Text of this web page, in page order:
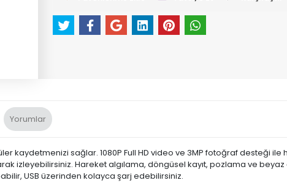
Yorumlar
kaydetmenizi sağlar. 1080P Full HD video ve 3MP fotoğraf desteği
izleyebilirsiniz. Hareket algılama, döngüsel kayıt, pozlama ve
USB üzerinden kolayca şarj edebilirsiniz.